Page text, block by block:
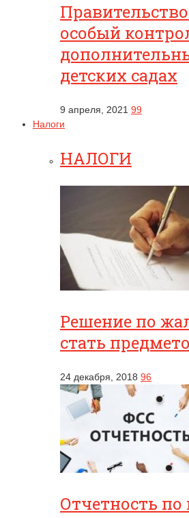
особый
детских садах
9 апреля, 2021 99
Налоги
НАЛОГИ
Решение по
стать
24 декабря, 2018 96
Отчетность по